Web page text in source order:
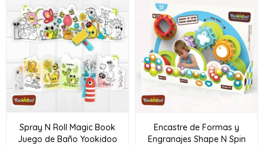
Spray N Roll Magic Book
Juego de Baño Yookidoo
Encastre de Formas y
Engranajes Shape N Spin